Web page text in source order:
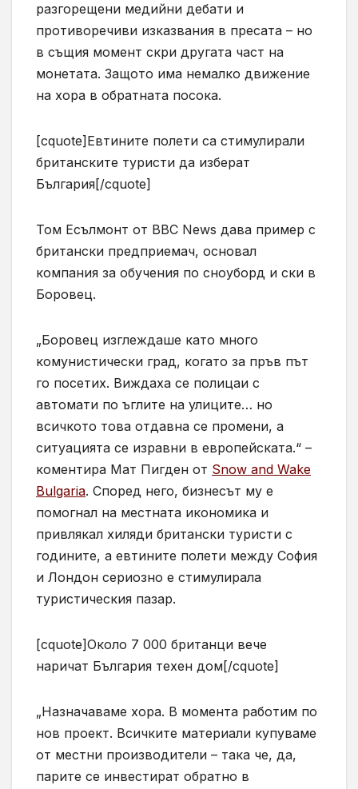
разгорещени медийни дебати и
противоречиви изказвания в пресата – но
в същия момент скри другата част на
монетата. Защото има немалко движение
на хора в обратната посока.
[cquote]Евтините полети са стимулирали
британските туристи да изберат
България[/cquote]
Том Есълмонт от BBC News дава пример с
британски предприемач, основал
компания за обучения по сноуборд и ски в
Боровец.
„Боровец изглеждаше като много
комунистически град, когато за пръв път
го посетих. Виждаха се полицаи с
автомати по ъглите на улиците… но
всичкото това отдавна се промени, а
ситуацията се изравни в европейската.“ –
коментира Мат Пигден от Snow and Wake
Bulgaria. Според него, бизнесът му е
помогнал на местната икономика и
привлякал хиляди британски туристи с
годините, а евтините полети между София
и Лондон сериозно е стимулирала
туристическия пазар.
[cquote]Около 7 000 британци вече
наричат България техен дом[/cquote]
„Назначаваме хора. В момента работим по
нов проект. Всичките материали купуваме
от местни производители – така че, да,
парите се инвестират обратно в